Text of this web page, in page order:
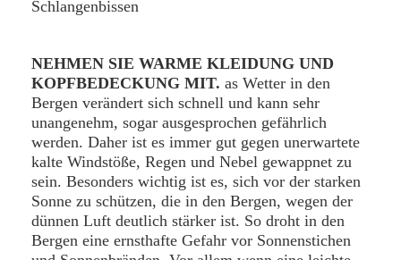
Schlangenbissen
NEHMEN SIE WARME KLEIDUNG UND
KOPFBEDECKUNG MIT. as Wetter in den
Bergen verändert sich schnell und kann sehr
unangenehm, sogar ausgesprochen gefährlich
werden. Daher ist es immer gut gegen unerwartete
kalte Windstöße, Regen und Nebel gewappnet zu
sein. Besonders wichtig ist es, sich vor der starken
Sonne zu schützen, die in den Bergen, wegen der
dünnen Luft deutlich stärker ist. So droht in den
Bergen eine ernsthafte Gefahr vor Sonnenstichen